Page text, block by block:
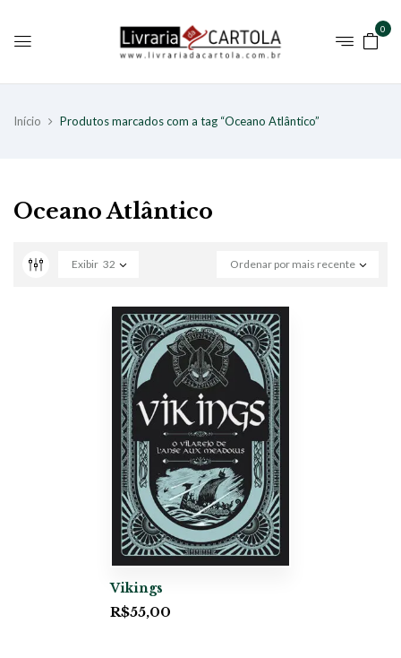
0
Início Produtos marcados com a tag “Oceano Atlântico”
Oceano Atlântico
Ordenar por mais recente
Exibir 32
Vikings
R$55,00